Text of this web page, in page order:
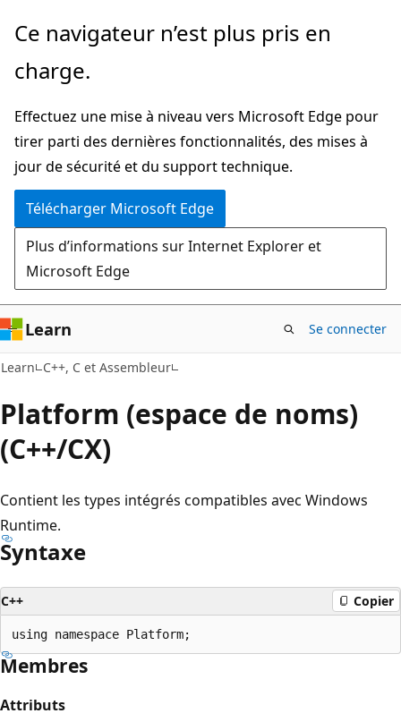
Passer
directement
au
principal
Ce navigateur n’est plus pris en
charge.
Effectuez une mise à niveau vers Microsoft Edge pour
tirer parti des dernières fonctionnalités, des mises à
jour de sécurité et du support technique.
Télécharger Microsoft Edge
Plus d’informations sur Internet Explorer et
Microsoft Edge
Learn Se connecter
Learn C++, C et Assembleur
Platform (espace de noms)
(C++/CX)
Contient les types intégrés compatibles avec Windows
Runtime.
Syntaxe
C++ Copier
Membres
Attributs